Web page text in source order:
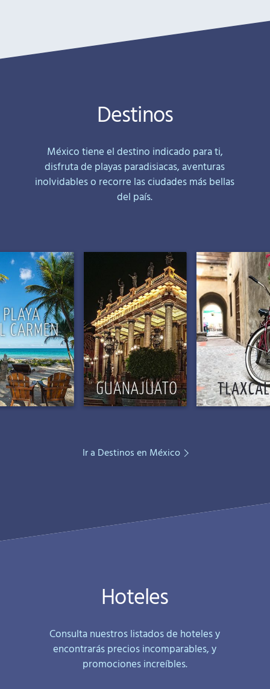
Destinos
México tiene el destino indicado para ti,
disfruta de playas paradisiacas, aventuras
inolvidables o recorre las ciudades más bellas
del país.
Ir a Destinos en México
Hoteles
Consulta nuestros listados de hoteles y
encontrarás precios incomparables, y
promociones increíbles.